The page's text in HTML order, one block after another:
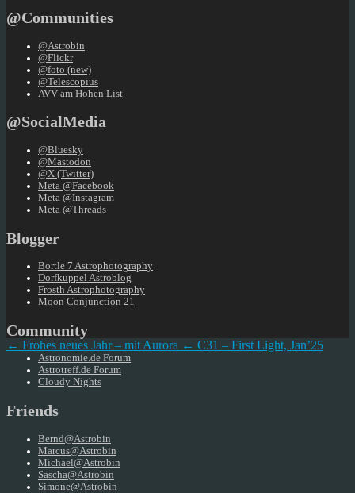
@Communities
@Astrobin
@Flickr
@foto (new)
@Telescopius
AVV am Hohen List
@SocialMedia
@Bluesky
@Mastodon
@X (Twitter)
Meta @Facebook
Meta @Instagram
Meta @Threads
Blogger
Bortle 7 Astrophotography
Dorfkuppel Astroblog
Frosth Astrophotography
Moon Conjunction 21
Community
Astronomie.de Forum
Astrotreff.de Forum
Cloudy Nights
Friends
Bernd@Astrobin
Marcus@Astrobin
Michael@Astrobin
Sascha@Astrobin
Simone@Astrobin
← Frohes neues Jahr – mit Aurora ← C31 – First Light, Jan’25